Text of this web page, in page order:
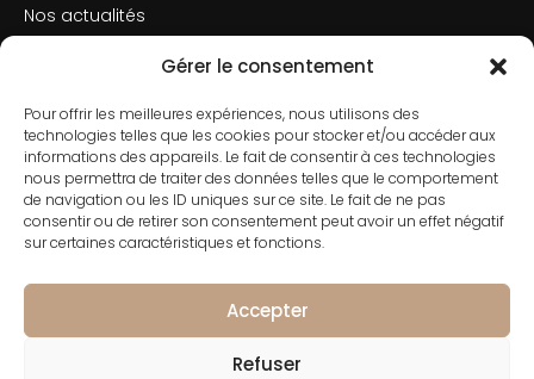
Gérer le consentement
Pour offrir les meilleures expériences, nous utilisons des
technologies telles que les cookies pour stocker et/ou accéder aux
informations des appareils. Le fait de consentir à ces technologies
nous permettra de traiter des données telles que le comportement
de navigation ou les ID uniques sur ce site. Le fait de ne pas
consentir ou de retirer son consentement peut avoir un effet négatif
sur certaines caractéristiques et fonctions.
Accepter
Refuser
Nos actualités
Politique de cookies
Nous contacter
Contact
01 42 66 50 70
182 Rue de Rivoli, 75001 Paris